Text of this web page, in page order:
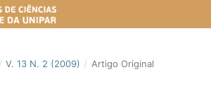
/ V. 13 N. 2 (2009) / Artigo Original